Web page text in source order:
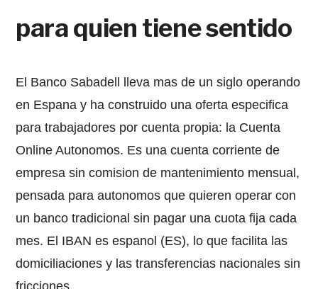
para quien tiene sentido
El Banco Sabadell lleva mas de un siglo operando
en Espana y ha construido una oferta especifica
para trabajadores por cuenta propia: la Cuenta
Online Autonomos. Es una cuenta corriente de
empresa sin comision de mantenimiento mensual,
pensada para autonomos que quieren operar con
un banco tradicional sin pagar una cuota fija cada
mes. El IBAN es espanol (ES), lo que facilita las
domiciliaciones y las transferencias nacionales sin